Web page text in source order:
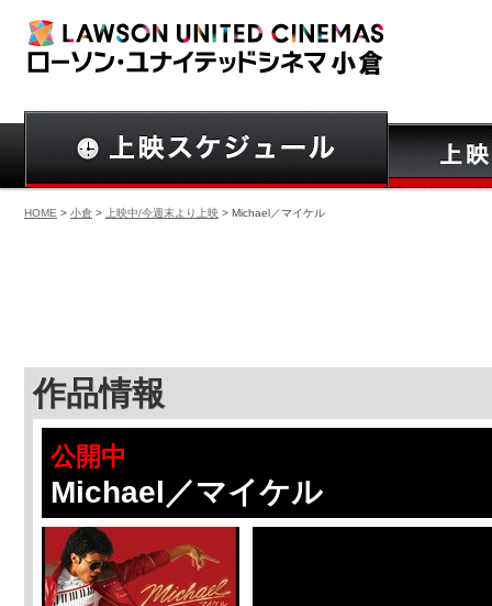
HOME > 小倉 > 上映中/今週末より上映 > Michael／マイケル
作品情報
公開中
Michael／マイケル